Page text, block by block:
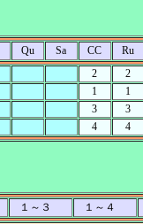
Qu Sa CC
Ru
2
2
1
1
3
3
4 4
１～３
１～４